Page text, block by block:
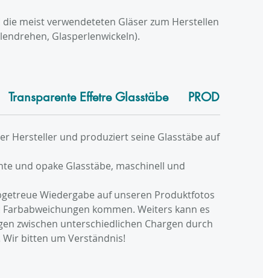
meist verwendeteten Gläser zum Herstellen
Glasperlenwickeln).
Transparente Effetre Glasstäbe PRODUKTINFO
Hersteller und produziert seine Glasstäbe auf
und opake Glasstäbe, maschinell und
Wiedergabe auf unseren Produktfotos
kommen. Weiters kann es
zwischen unterschiedlichen Chargen durch
bitten um Verständnis!